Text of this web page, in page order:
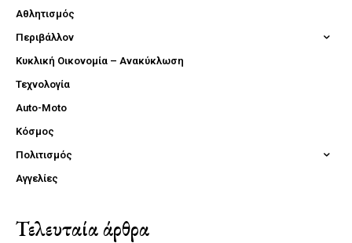
Αθλητισμός
Περιβάλλον
Κυκλική Οικονομία – Ανακύκλωση
Τεχνολογία
Auto-Moto
Κόσμος
Πολιτισμός
Αγγελίες
Τελευταία άρθρα